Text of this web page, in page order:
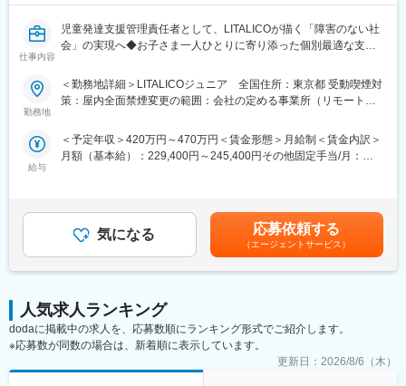
仕事内容
児童発達支援管理責任者として、LITALICOが描く「障害のない社
会」の実現へ◆お子さま一人ひとりに寄り添った個別最適な支援
■『LITALICOジュニア』とは？
学習方法は完全オーダーメイド。これまでに2万人以上のお子さま
を支援した実績やノウハウを活かし、1万5000点もの教材を用い
児童発達支援・放課後等デイサービスの教室を展開しています。
182事業所、従業員1854名、生徒数10,442名と全国各地に展開
し、事業コンセプト実現に取り組んでいます！
1教室あたり約50名～60名のお子さまが通所されております。
教室長が別におり、児発管業務に集中いただけます。
（1）親御さまのニーズヒアリングやお子さまの特性、生活・ソー
（2）個別支援計画の作成及び管理
勤務地
＜勤務地詳細＞LITALICOジュニア 全国住所：東京都 受動喫煙対
策：屋内全面禁煙変更の範囲：会社の定める事業所（リモートワ
給与
＜予定年収＞420万円～470万円＜賃金形態＞月給制＜賃金内訳＞
月額（基本給）：229,400円～245,400円その他固定手当/月：
業手当＞有＜給与補足＞※上記年収額は、5段階評価中、評価3の
賞与額を想定。■賞与あり年2回支給■年収例450万円～500万円
（児発管／入社2年目～5年目）500万円～690万円（エリア児発管
／入社5年目～）※新任児発管の業務支援・オンボーディングを推
額であり、選考を通じて上下する可能性があります。月給(月額)は
固定手当を含めた表記です。
気になる 応募依頼する
（エージェントサービス）
人気求人ランキング
dodaに掲載中の求人を、応募数順にランキング形式でご紹介します。
※応募数が同数の場合は、新着順に表示しています。
更新日： 2026/8/6（木）